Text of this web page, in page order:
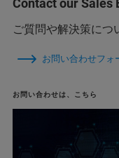
Contact our Sales
ご質問や解決策につ
お問い合わせフォ
お問い合わせは、こちら